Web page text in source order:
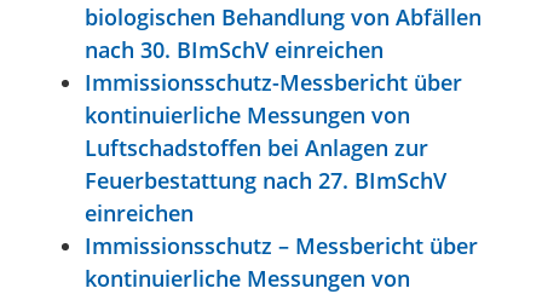
biologischen Behandlung von Abfällen
nach 30. BImSchV einreichen
Immissionsschutz-Messbericht über
kontinuierliche Messungen von
Luftschadstoffen bei Anlagen zur
Feuerbestattung nach 27. BImSchV
einreichen
Immissionsschutz – Messbericht über
kontinuierliche Messungen von